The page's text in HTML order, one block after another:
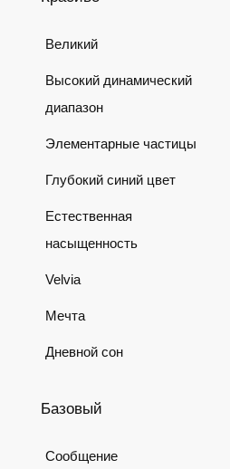
Великий
Высокий динамический
диапазон
Элементарные частицы
Глубокий синий цвет
Естественная
насыщенность
Velvia
Мечта
Дневной сон
Базовый
Сообщение